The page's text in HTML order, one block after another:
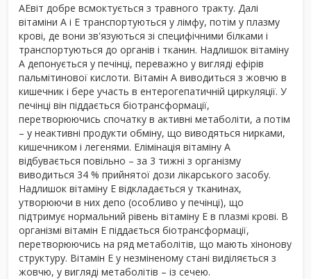
АЕвіт добре всмоктується з травного тракту. Далі
вітаміни А і Е транспортуються у лімфу, потім у плазму
крові, де вони зв'язуються зі специфічними білками і
транспортуються до органів і тканин. Надлишок вітаміну
А депонується у печінці, переважно у вигляді ефірів
пальмітинової кислоти. Вітамін А виводиться з жовчю в
кишечник і бере участь в ентерогепатичній циркуляції. У
печінці він піддається біотрансформації,
перетворюючись спочатку в активні метаболіти, а потім
– у неактивні продукти обміну, що виводяться нирками,
кишечником і легенями. Елімінація вітаміну А
відбувається повільно – за 3 тижні з організму
виводиться 34 % прийнятої дози лікарського засобу.
Надлишок вітаміну Е відкладається у тканинах,
утворюючи в них депо (особливо у печінці), що
підтримує нормальний рівень вітаміну Е в плазмі крові. В
організмі вітамін Е піддається біотрансформації,
перетворюючись на ряд метаболітів, що мають хінонову
структуру. Вітамін Е у незміненому стані виділяється з
жовчю, у вигляді метаболітів – із сечею.